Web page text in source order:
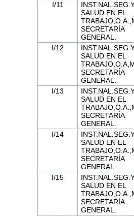
I/11
SALUD EN EL
SECRETARÍA
GENERAL.
I/12
SALUD EN EL
SECRETARÍA
GENERAL.
I/13
SALUD EN EL
SECRETARÍA
GENERAL.
I/14
SALUD EN EL
SECRETARÍA
GENERAL.
I/15
SALUD EN EL
SECRETARÍA
GENERAL.